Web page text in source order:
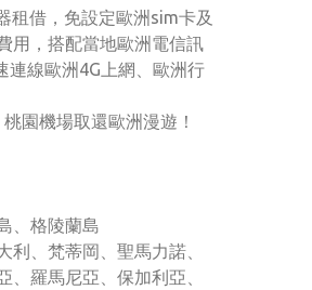
租借，免設定歐洲sim卡及
用，搭配當地歐洲電信訊
連線歐洲4G上網、歐洲行
園機場取還歐洲漫遊！
、格陵蘭島
利、梵蒂岡、聖馬力諾、
羅馬尼亞、保加利亞、